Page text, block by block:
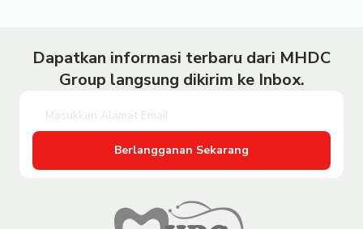
Dapatkan informasi terbaru dari MHDC
Group langsung dikirim ke Inbox.
Berlangganan Sekarang